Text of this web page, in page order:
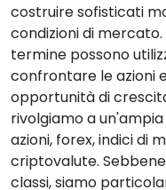
costruire sofisticati
condizioni di
termine possono
confrontare le azioni
opportunità di
rivolgiamo a
azioni, forex, indici di
criptovalute.
classi, siamo